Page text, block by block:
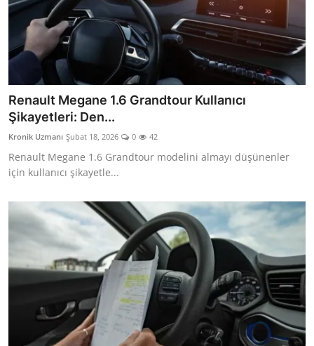
Renault Megane 1.6 Grandtour Kullanıcı
Şikayetleri: Den...
Kronik Uzmanı Şubat 18, 2026 0 42
Renault Megane 1.6 Grandtour modelini almayı düşünenler
için kullanıcı şikayetle...